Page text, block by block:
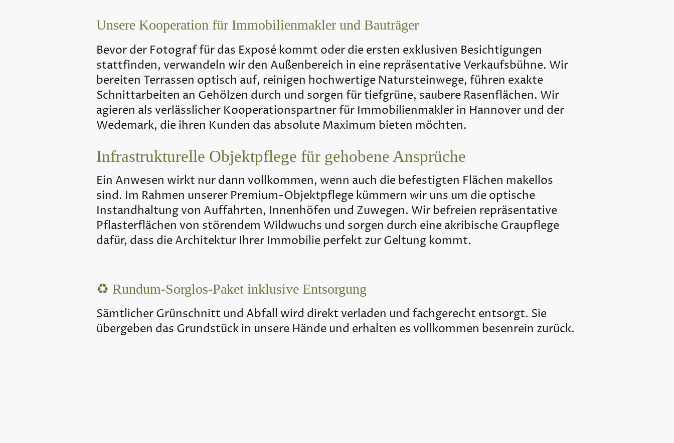
Unsere Kooperation für Immobilienmakler und Bauträger
Bevor der Fotograf für das Exposé kommt oder die ersten exklusiven Besichtigungen
stattfinden, verwandeln wir den Außenbereich in eine repräsentative Verkaufsbühne. Wir
bereiten Terrassen optisch auf, reinigen hochwertige Natursteinwege, führen exakte
Schnittarbeiten an Gehölzen durch und sorgen für tiefgrüne, saubere Rasenflächen. Wir
agieren als verlässlicher Kooperationspartner für Immobilienmakler in Hannover und der
Wedemark, die ihren Kunden das absolute Maximum bieten möchten.
Infrastrukturelle Objektpflege für gehobene Ansprüche
Ein Anwesen wirkt nur dann vollkommen, wenn auch die befestigten Flächen makellos
sind. Im Rahmen unserer Premium-Objektpflege kümmern wir uns um die optische
Instandhaltung von Auffahrten, Innenhöfen und Zuwegen. Wir befreien repräsentative
Pflasterflächen von störendem Wildwuchs und sorgen durch eine akribische Graupflege
dafür, dass die Architektur Ihrer Immobilie perfekt zur Geltung kommt.
♻️ Rundum-Sorglos-Paket inklusive Entsorgung
Sämtlicher Grünschnitt und Abfall wird direkt verladen und fachgerecht entsorgt. Sie
übergeben das Grundstück in unsere Hände und erhalten es vollkommen besenrein zurück.